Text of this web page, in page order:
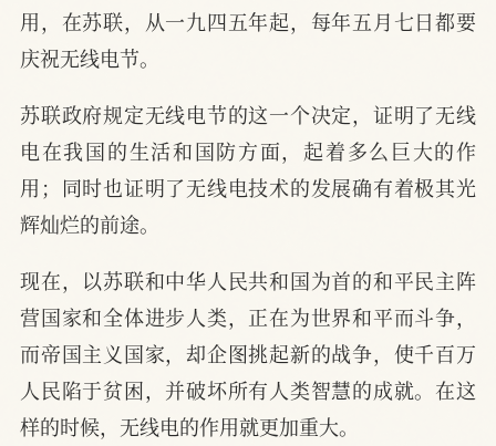
用，在苏联，从一九四五年起，每年五月七日都要
庆祝无线电节。
苏联政府规定无线电节的这一个决定，证明了无线
电在我国的生活和国防方面，起着多么巨大的作
用；同时也证明了无线电技术的发展确有着极其光
辉灿烂的前途。
现在，以苏联和中华人民共和国为首的和平民主阵
营国家和全体进步人类，正在为世界和平而斗争，
而帝国主义国家，却企图挑起新的战争，使千百万
人民陷于贫困，并破坏所有人类智慧的成就。在这
样的时候，无线电的作用就更加重大。